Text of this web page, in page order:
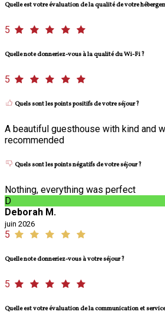
Quelle est votre évaluation de la qualité de votre
5
Quelle note donneriez-vous à la qualité du Wi-Fi ?
5
Quels sont les points positifs de votre séjour ?
A beautiful guesthouse with kind and
recommended
Quels sont les points négatifs de votre séjour ?
Nothing, everything was perfect
D
Deborah M.
juin 2026
5
Quelle note donneriez-vous à votre séjour ?
5
Quelle est votre évaluation de la communication et